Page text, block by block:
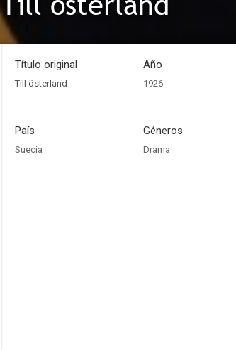
Título original
Till österland
Año
1926
País
Suecia
Géneros
Drama